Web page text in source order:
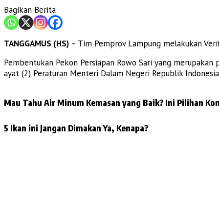
Bagikan Berita
TANGGAMUS (HS) – Tim Pemprov Lampung melakukan
Pembentukan Pekon Persiapan Rowo Sari yang
ayat (2) Peraturan Menteri Dalam Negeri Republik
Mau Tahu Air Minum Kemasan yang Baik? Ini Pilihan
5 Ikan ini Jangan Dimakan Ya, Kenapa?